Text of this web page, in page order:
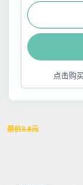
点击购
原价3.8元